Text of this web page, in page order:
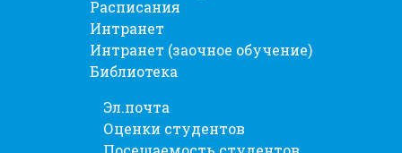
Расписания
Интранет
Интранет (заочное обучение)
Библиотека
Эл.почта
Оценки студентов